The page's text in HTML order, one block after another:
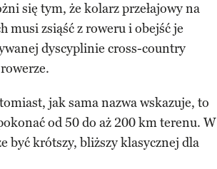
się tym, że kolarz przełajowy na
musi zsiąść z roweru i obejść je
dyscyplinie cross-country
jak sama nazwa wskazuje, to
od 50 do aż 200 km terenu. W
być krótszy, bliższy klasycznej dla